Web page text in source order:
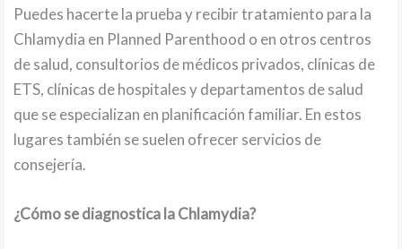
Puedes hacerte la prueba y recibir tratamiento para la
Chlamydia en Planned Parenthood o en otros centros
de salud, consultorios de médicos privados, clínicas de
ETS, clínicas de hospitales y departamentos de salud
que se especializan en planificación familiar. En estos
lugares también se suelen ofrecer servicios de
consejería.
¿Cómo se diagnostica la Chlamydia?